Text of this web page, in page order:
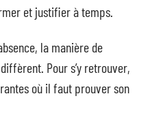
et justifier à temps.
la manière de
Pour s’y retrouver,
où il faut prouver son